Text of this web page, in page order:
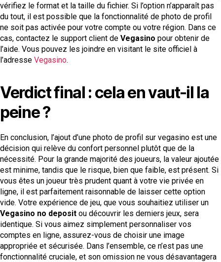
vérifiez le format et la taille du fichier. Si l’option n’apparaît pas
du tout, il est possible que la fonctionnalité de photo de profil
ne soit pas activée pour votre compte ou votre région. Dans ce
cas, contactez le support client de Vegasino pour obtenir de
l’aide. Vous pouvez les joindre en visitant le site officiel à
l’adresse Vegasino.
Verdict final : cela en vaut-il la
peine ?
En conclusion, l’ajout d’une photo de profil sur vegasino est une
décision qui relève du confort personnel plutôt que de la
nécessité. Pour la grande majorité des joueurs, la valeur ajoutée
est minime, tandis que le risque, bien que faible, est présent. Si
vous êtes un joueur très prudent quant à votre vie privée en
ligne, il est parfaitement raisonnable de laisser cette option
vide. Votre expérience de jeu, que vous souhaitiez utiliser un
Vegasino no deposit ou découvrir les derniers jeux, sera
identique. Si vous aimez simplement personnaliser vos
comptes en ligne, assurez-vous de choisir une image
appropriée et sécurisée. Dans l’ensemble, ce n’est pas une
fonctionnalité cruciale, et son omission ne vous désavantagera